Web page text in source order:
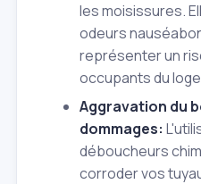
les moisissures.
odeurs
représenter un
occupants du
Aggravation du
dommages:
déboucheurs
corroder vos